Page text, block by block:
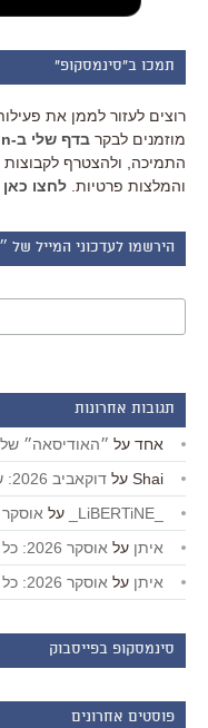
תמכו ב"סינמסקופ"
רוצים לעזור לממן את
מוזמנים לבקר בדף שלי ב-Patreon
התמיכה, ולהצטרף לקבוצות
והמלצות פרטיות. לחצו כאן
הירשמו לעדכוני המייל של
תגובות אחרונות
אחד על ״האודיסאה״ של
Shai על דוקאביב 2026: שש או שבע המלצות
על אוסקר 2026: כל הזוכים
איתן על אוסקר 2026: כל הזוכים
איתן על אוסקר 2026: כל הזוכים
סינמסקופ בפייסבוק
פוסטים אחרונים